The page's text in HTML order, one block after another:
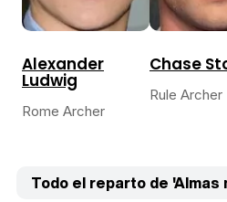
Alexander
Ludwig
Rome Archer
Chase
Rule Archer
Todo el reparto de 'Almas